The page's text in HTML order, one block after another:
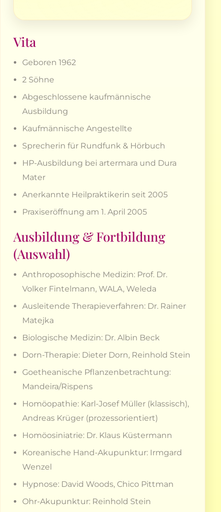
Vita
Geboren 1962
2 Söhne
Abgeschlossene kaufmännische
Ausbildung
Kaufmännische Angestellte
Sprecherin für Rundfunk & Hörbuch
HP-Ausbildung bei artermara und Dura
Mater
Anerkannte Heilpraktikerin seit 2005
Praxiseröffnung am 1. April 2005
Ausbildung & Fortbildung
(Auswahl)
Anthroposophische Medizin: Prof. Dr.
Volker Fintelmann, WALA, Weleda
Ausleitende Therapieverfahren: Dr. Rainer
Matejka
Biologische Medizin: Dr. Albin Beck
Dorn-Therapie: Dieter Dorn, Reinhold Stein
Goetheanische Pflanzenbetrachtung:
Mandeira/Rispens
Homöopathie: Karl-Josef Müller (klassisch),
Andreas Krüger (prozessorientiert)
Homöosiniatrie: Dr. Klaus Küstermann
Koreanische Hand-Akupunktur: Irmgard
Wenzel
Hypnose: David Woods, Chico Pittman
Ohr-Akupunktur: Reinhold Stein